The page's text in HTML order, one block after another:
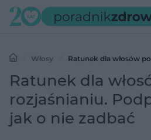
Włosy
Ratunek dla włosów
jak o nie zadbać
Ratunek dla
rozjaśnianiu.
jak o nie zadbać